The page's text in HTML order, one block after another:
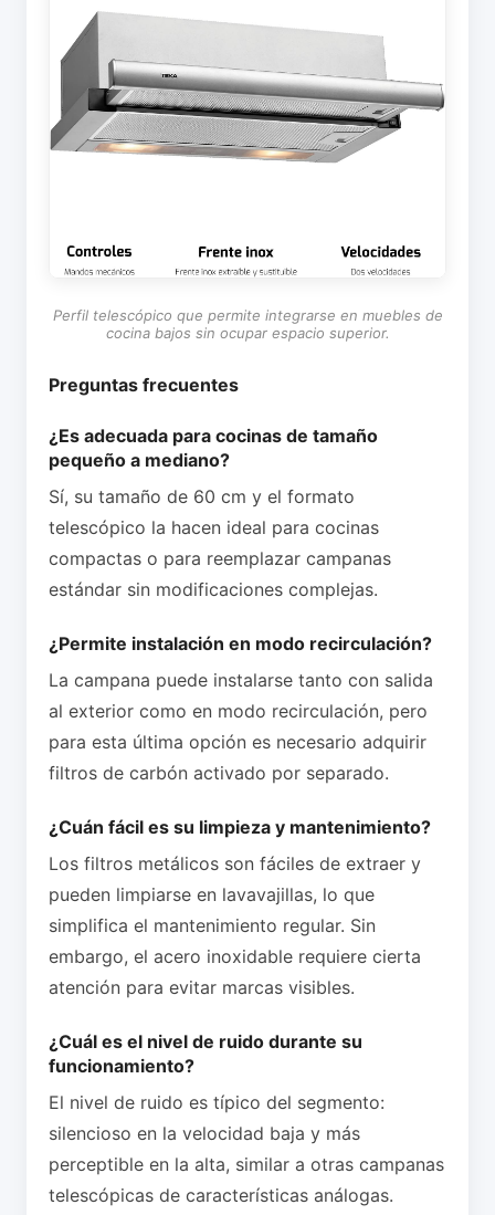
Perfil telescópico que permite integrarse en muebles de
cocina bajos sin ocupar espacio superior.
Preguntas frecuentes
¿Es adecuada para cocinas de tamaño
pequeño a mediano?
Sí, su tamaño de 60 cm y el formato
telescópico la hacen ideal para cocinas
compactas o para reemplazar campanas
estándar sin modificaciones complejas.
¿Permite instalación en modo recirculación?
La campana puede instalarse tanto con salida
al exterior como en modo recirculación, pero
para esta última opción es necesario adquirir
filtros de carbón activado por separado.
¿Cuán fácil es su limpieza y mantenimiento?
Los filtros metálicos son fáciles de extraer y
pueden limpiarse en lavavajillas, lo que
simplifica el mantenimiento regular. Sin
embargo, el acero inoxidable requiere cierta
atención para evitar marcas visibles.
¿Cuál es el nivel de ruido durante su
funcionamiento?
El nivel de ruido es típico del segmento:
silencioso en la velocidad baja y más
perceptible en la alta, similar a otras campanas
telescópicas de características análogas.